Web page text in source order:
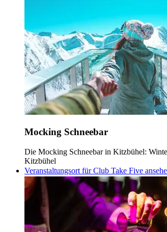
Mocking Schneebar
Die Mocking Schneebar in Kitzbühel:
Kitzbühel
Veranstaltungsort für Club Take Five